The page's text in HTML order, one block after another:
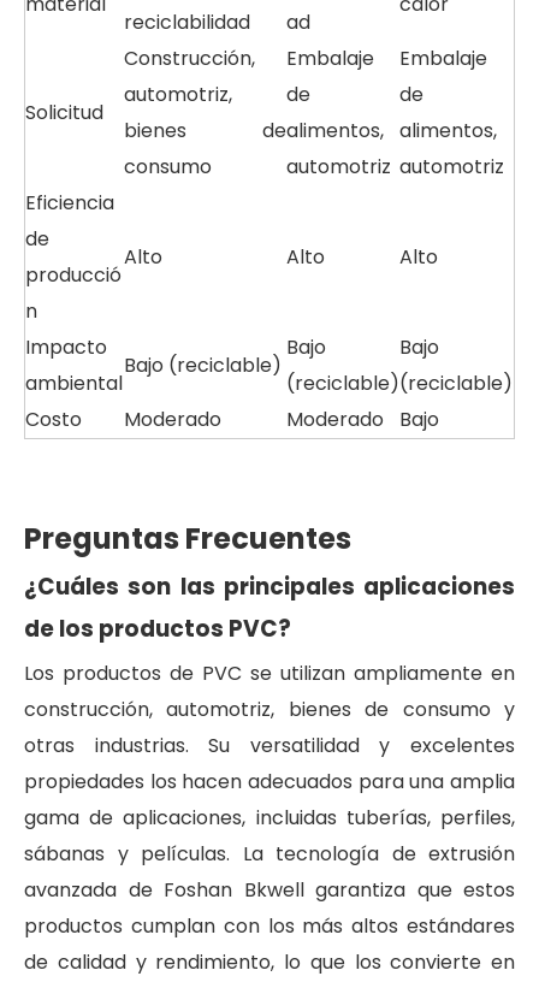
reciclabilidad
ad
Solicitud
Construcción,
automotriz,
bienes de
consumo
Embalaje
de
alimentos,
automotriz
Embalaje
de
alimentos,
automotriz
Eficiencia
de
producció
n
Alto Alto Alto
Impacto
ambiental
Bajo (reciclable)
Bajo
(reciclable)
Bajo
(reciclable)
Costo
Moderado Moderado Bajo
Preguntas Frecuentes
¿Cuáles son las principales aplicaciones
de los productos PVC?
Los productos de PVC se utilizan ampliamente en
construcción, automotriz, bienes de consumo y
otras industrias. Su versatilidad y excelentes
propiedades los hacen adecuados para una amplia
gama de aplicaciones, incluidas tuberías, perfiles,
sábanas y películas. La tecnología de extrusión
avanzada de Foshan Bkwell garantiza que estos
productos cumplan con los más altos estándares
de calidad y rendimiento, lo que los convierte en